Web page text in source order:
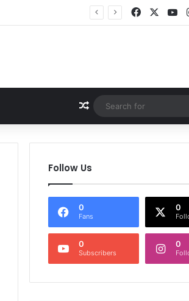
Facebook
Random Article
Follow Us
0
Fans
0
0
Subscribers
0